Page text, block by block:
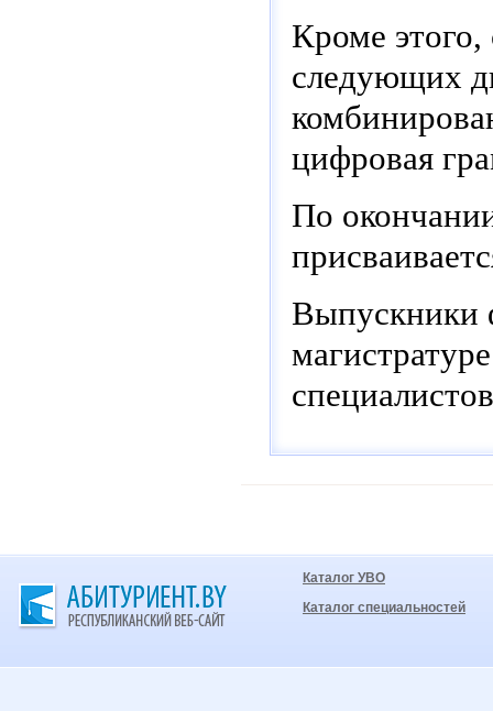
Кроме этого,
следующих
цифровая
По
Выпускники
Каталог УВО
Каталог специальностей